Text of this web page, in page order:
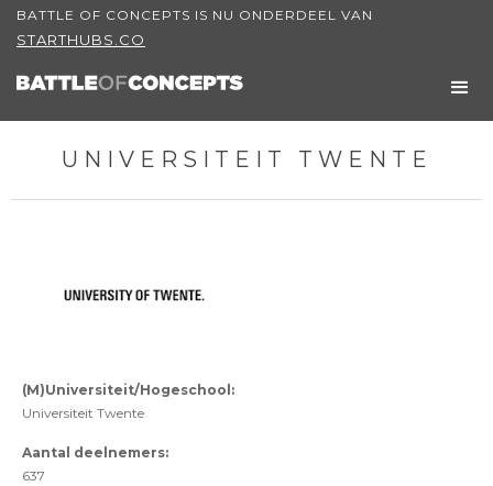
BATTLE OF CONCEPTS IS NU ONDERDEEL VAN
STARTHUBS.CO
UNIVERSITEIT TWENTE
(M)Universiteit/Hogeschool:
Universiteit Twente
Aantal deelnemers:
637